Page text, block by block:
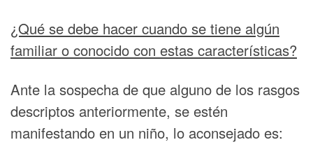
¿Qué se debe hacer cuando se tiene algún
familiar o conocido con estas características?
Ante la sospecha de que alguno de los rasgos
descriptos anteriormente, se estén
manifestando en un niño, lo aconsejado es: